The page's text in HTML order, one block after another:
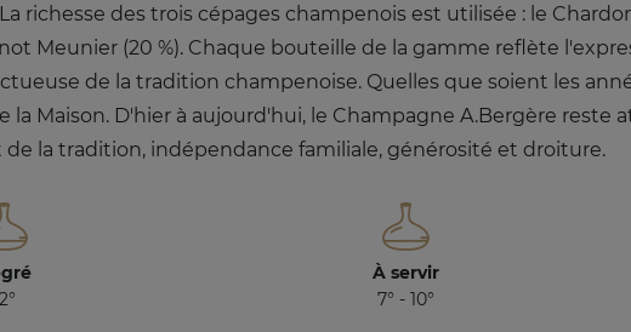
richesse des trois cépages champenois est utilisée : le
Meunier (20 %). Chaque bouteille de la gamme reflète
de la tradition champenoise. Quelles que soient les
la Maison. D'hier à aujourd'hui, le Champagne A.Bergère reste
de la tradition, indépendance familiale, générosité et droiture.
À servir
7° - 10°